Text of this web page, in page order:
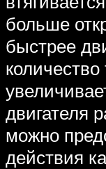
больше
быстрее
двигателя
можно
действия